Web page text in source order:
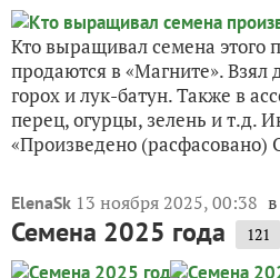
Кто выращивал семена этого
продаются в «Магните». Взял
горох и лук-батун. Также в
перец, огурцы, зелень и т.д.
«Произведено
ElenaSk 13 ноября 2025, 00:38
Семена 2025 года 121